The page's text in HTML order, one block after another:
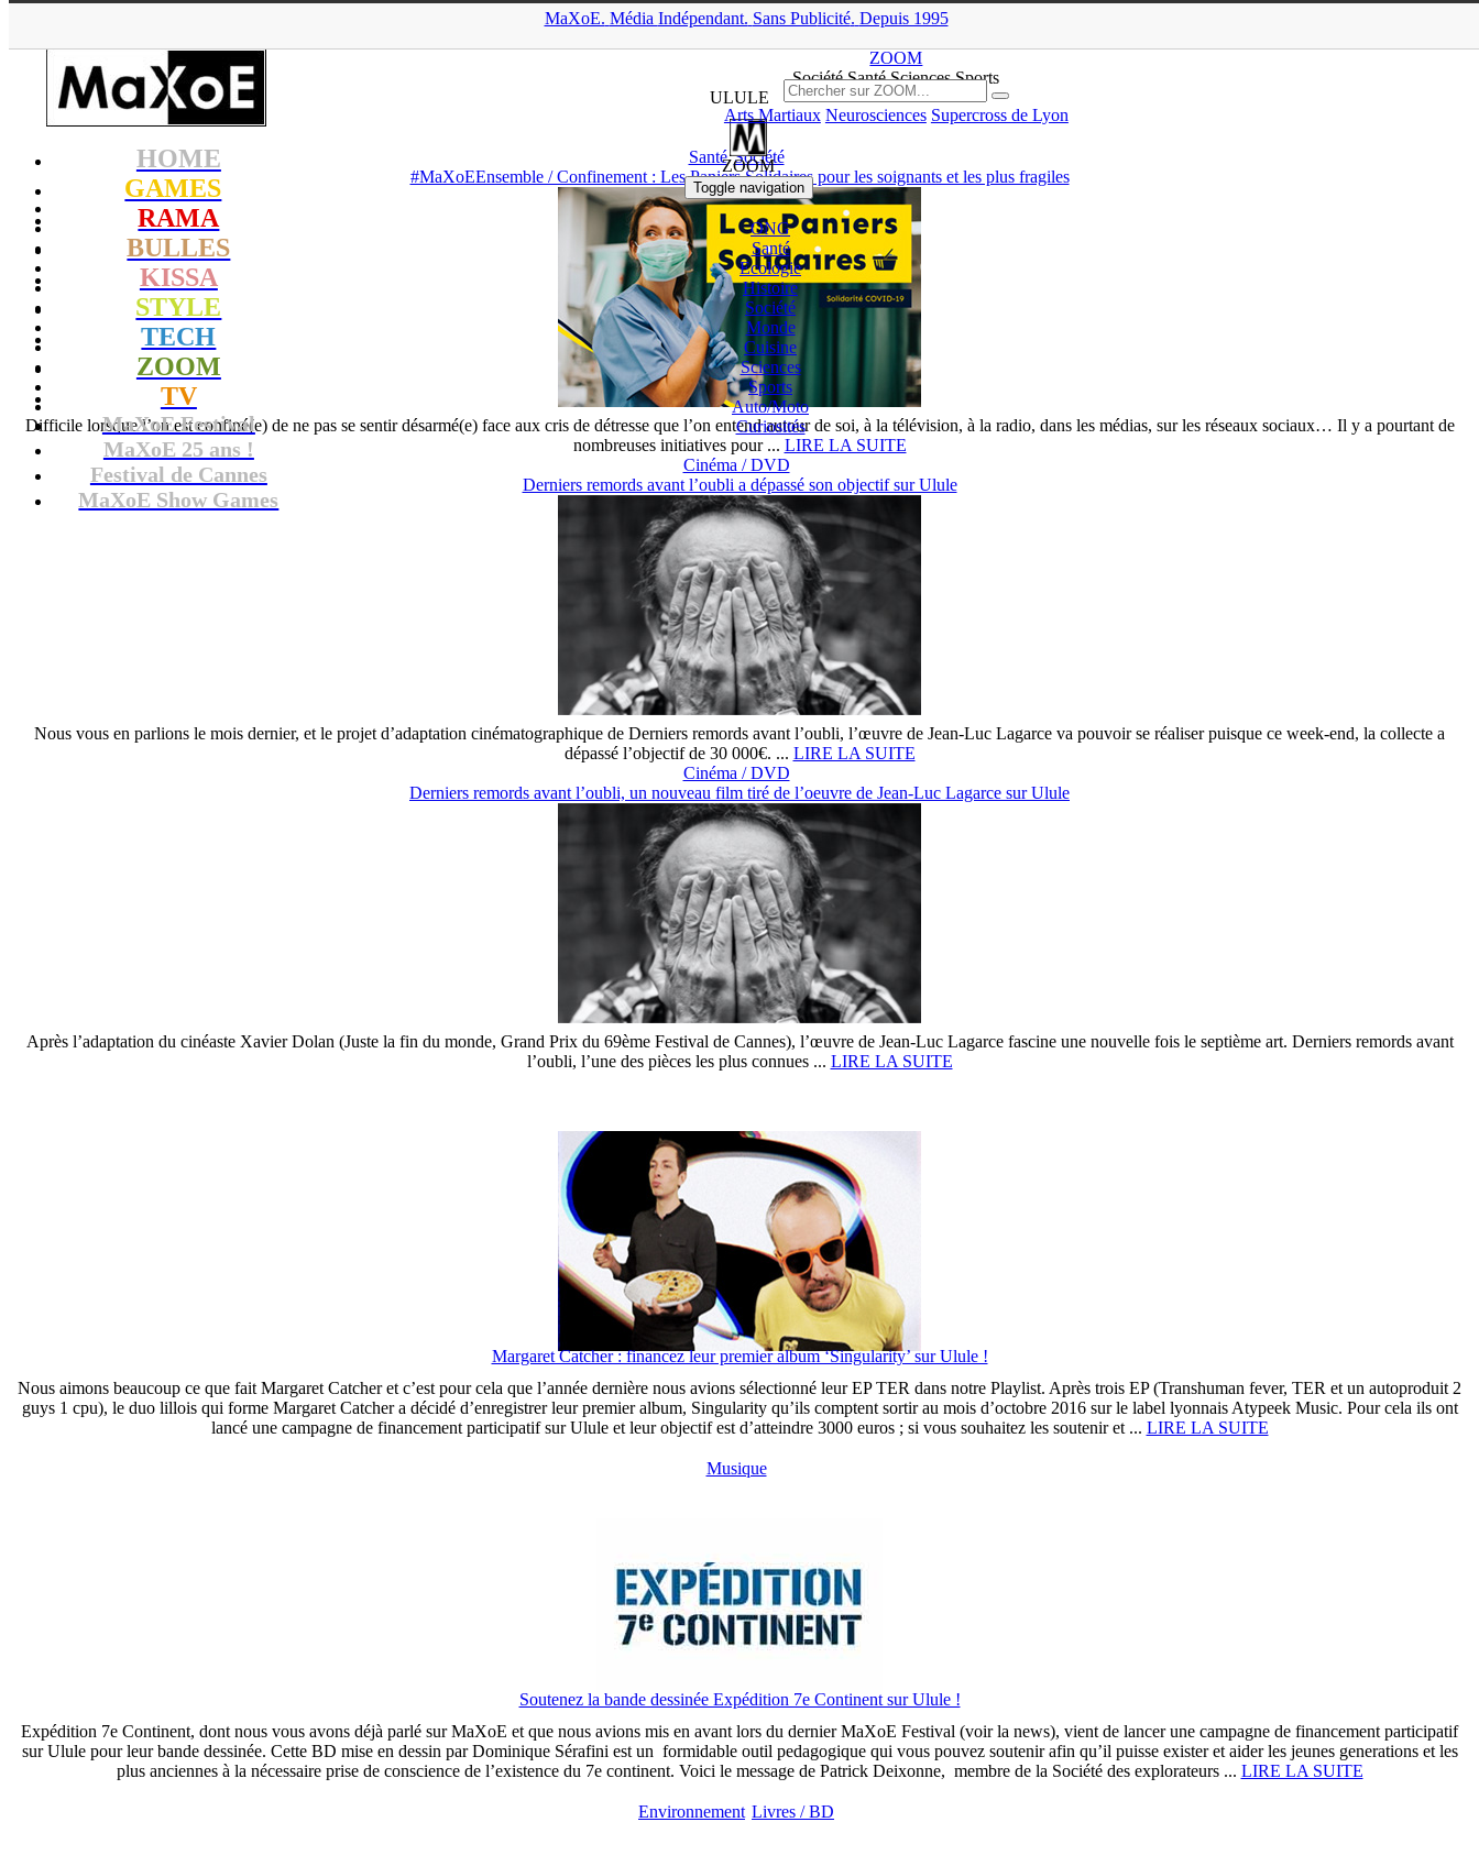
MaXoE. Média Indépendant. Sans Publicité. Depuis 1995
HOME
GAMES
RAMA
BULLES
KISSA
STYLE
TECH
ZOOM
TV
MaXoE Festival
MaXoE 25 ans !
Festival de Cannes
MaXoE Show Games
ZOOM
Société Santé SciencesSports
Arts Martiaux Neurosciences Supercross de Lyon
ZOOM
Toggle navigation
ONG
Santé
Ecologie
Histoire
Société
Monde
Cuisine
Sciences
Sports
Auto/Moto
Curiosités
▲
ULULE
Santé Société
#MaXoEEnsemble / Confinement : Les Paniers Solidaires pour les soignants et les plus fragiles
Difficile lorsque l’on est confiné(e) de ne pas se sentir désarmé(e) face aux cris de détresse que l’on entend autour de soi, à la télévision, à la radio, dans les médias, sur les réseaux sociaux… Il y a pourtant de
nombreuses initiatives pour ... LIRE LA SUITE
Cinéma / DVD
Derniers remords avant l’oubli a dépassé son objectif sur Ulule
Nous vous en parlions le mois dernier, et le projet d’adaptation cinématographique de Derniers remords avant l’oubli, l’œuvre de Jean-Luc Lagarce va pouvoir se réaliser puisque ce week-end, la collecte a
dépassé l’objectif de 30 000€. ... LIRE LA SUITE
Cinéma / DVD
Derniers remords avant l’oubli, un nouveau film tiré de l’oeuvre de Jean-Luc Lagarce sur Ulule
Après l’adaptation du cinéaste Xavier Dolan (Juste la fin du monde, Grand Prix du 69ème Festival de Cannes), l’œuvre de Jean-Luc Lagarce fascine une nouvelle fois le septième art. Derniers remords avant
l’oubli, l’une des pièces les plus connues ... LIRE LA SUITE
Margaret Catcher : financez leur premier album ‘Singularity’ sur Ulule !
Nous aimons beaucoup ce que fait Margaret Catcher et c’est pour cela que l’année dernière nous avions sélectionné leur EP TER dans notre Playlist. Après trois EP (Transhuman fever, TER et un autoproduit 2
guys 1 cpu), le duo lillois qui forme Margaret Catcher a décidé d’enregistrer leur premier album, Singularity qu’ils comptent sortir au mois d’octobre 2016 sur le label lyonnais Atypeek Music. Pour cela ils ont
lancé une campagne de financement participatif sur Ulule et leur objectif est d’atteindre 3000 euros ; si vous souhaitez les soutenir et ... LIRE LA SUITE
Musique
Soutenez la bande dessinée Expédition 7e Continent sur Ulule !
Expédition 7e Continent, dont nous vous avons déjà parlé sur MaXoE et que nous avions mis en avant lors du dernier MaXoE Festival (voir la news), vient de lancer une campagne de financement participatif
sur Ulule pour leur bande dessinée. Cette BD mise en dessin par Dominique Sérafini est un formidable outil pedagogique qui vous pouvez soutenir afin qu’il puisse exister et aider les jeunes generations et les
plus anciennes à la nécessaire prise de conscience de l’existence du 7e continent. Voici le message de Patrick Deixonne, membre de la Société des explorateurs ... LIRE LA SUITE
Environnement Livres / BD